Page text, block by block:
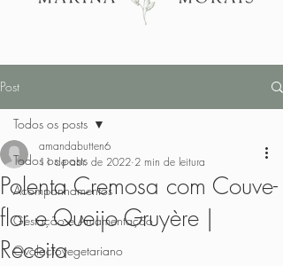
Post
Todos os posts
Acompanhamentos
Gestação e Amamentação
Ovolactovegetariano
Todos os posts
Polenta Cremosa com Couve-
flor e Queijo Gruyère |
Receita
amandabutten6
11 de abr. de 2022 2 min de leitura